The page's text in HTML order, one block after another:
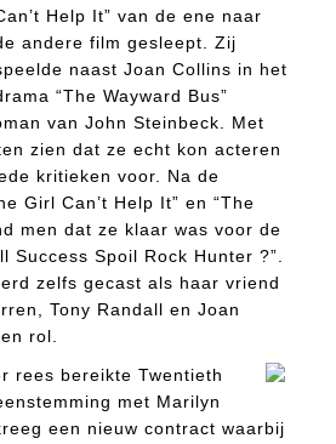
Help It” van de ene naar
andere film gesleept. Zij
naast Joan Collins in het
“The Wayward Bus”
van John Steinbeck. Met
zien dat ze echt kon acteren
kritieken voor. Na de
Girl Can’t Help It” en “The
men dat ze klaar was voor de
Success Spoil Rock Hunter ?”.
zelfs gecast als haar vriend
Tony Randall en Joan
rol.
rees bereikte Twentieth
met Marilyn
een nieuw contract waarbij